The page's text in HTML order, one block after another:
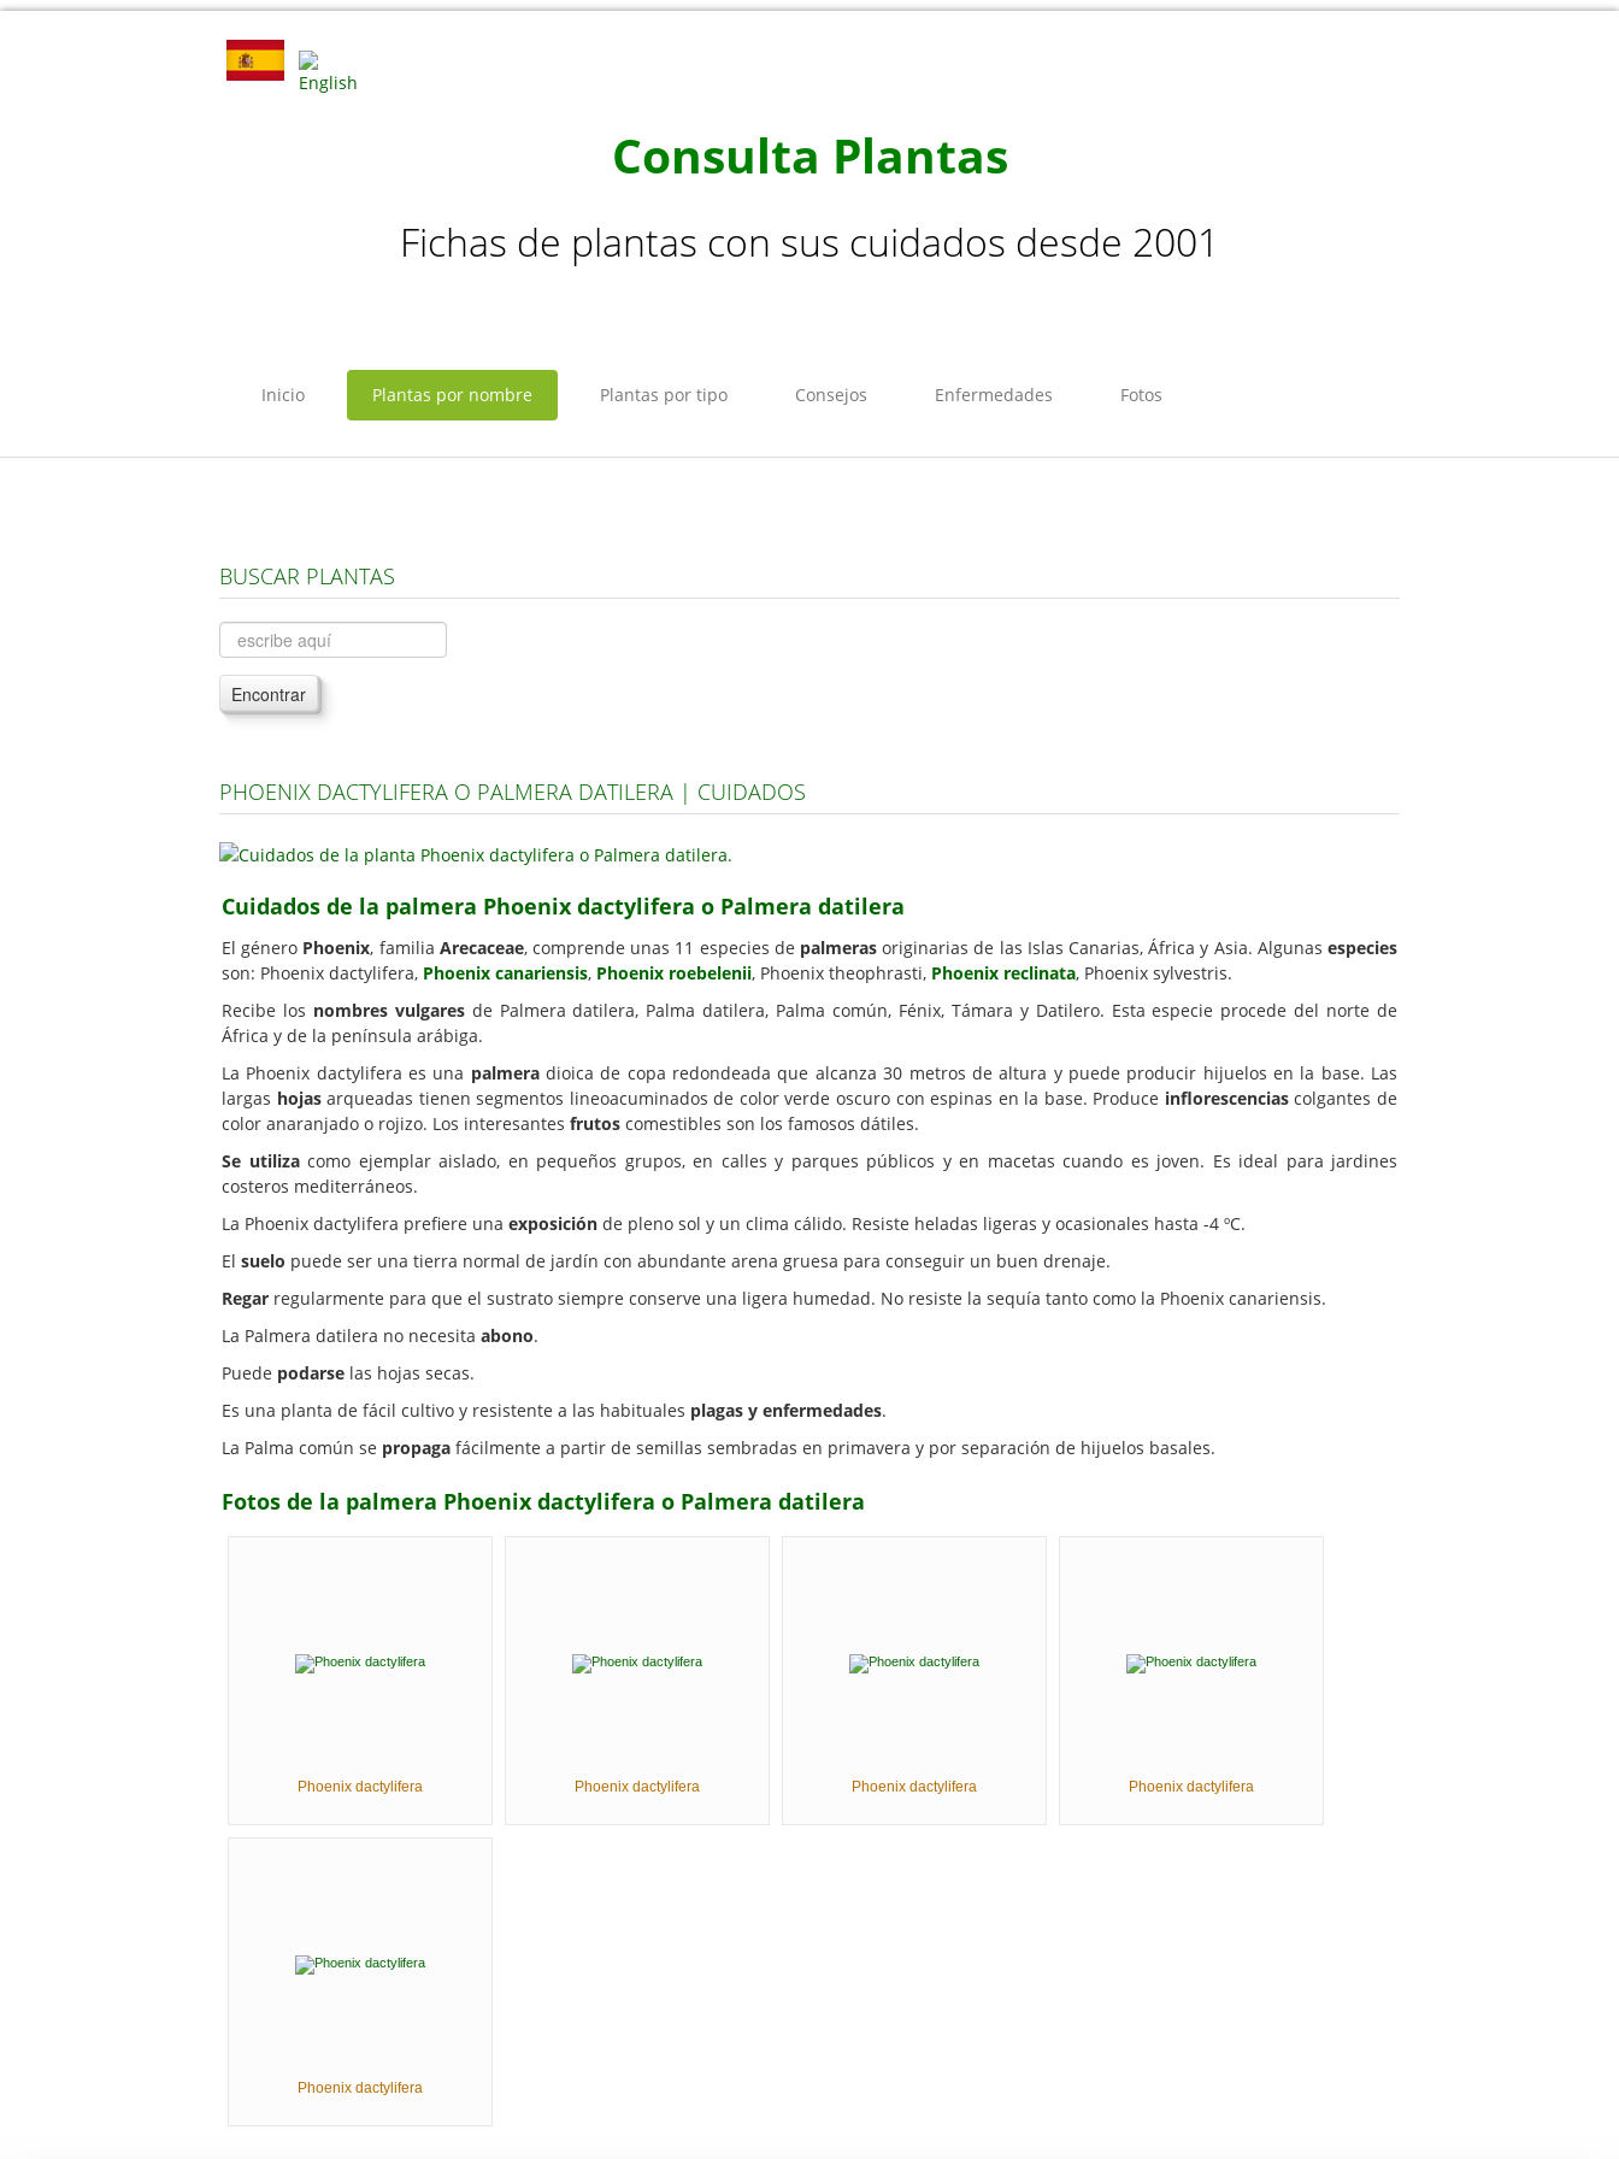
Consulta Plantas
Fichas de plantas con sus cuidados desde 2001
Inicio Plantas por nombre Plantas por tipo Consejos Enfermedades Fotos
BUSCAR PLANTAS
Encontrar
PHOENIX DACTYLIFERA O PALMERA DATILERA | CUIDADOS
Cuidados de la palmera Phoenix dactylifera o Palmera datilera
El género Phoenix, familia Arecaceae, comprende unas 11 especies de palmeras originarias de las Islas Canarias, África y Asia. Algunasespecies
son: Phoenix dactylifera, Phoenix canariensis, Phoenix roebelenii, Phoenix theophrasti, Phoenix reclinata, Phoenix sylvestris.
Recibe los nombres vulgaresde Palmera datilera, Palma datilera, Palma común, Fénix, Támara y Datilero. Esta especie procede del norte de
África y de la península arábiga.
La Phoenix dactylifera es una palmeradioica de copa redondeada que alcanza 30 metros de altura y puede producir hijuelos en la base. Las
largas hojasarqueadas tienen segmentos lineoacuminados de color verde oscuro con espinas en la base. Produce inflorescenciascolgantes de
color anaranjado o rojizo. Los interesantes frutos comestibles son los famosos dátiles.
Se utilizacomo ejemplar aislado, en pequeños grupos, en calles y parques públicos y en macetas cuando es joven. Es ideal para jardines
costeros mediterráneos.
La Phoenix dactylifera prefiere una exposición de pleno sol y un clima cálido. Resiste heladas ligeras y ocasionales hasta -4 ºC.
El suelo puede ser una tierra normal de jardín con abundante arena gruesa para conseguir un buen drenaje.
Regar regularmente para que el sustrato siempre conserve una ligera humedad. No resiste la sequía tanto como la Phoenix canariensis.
La Palmera datilera no necesita abono.
Puede podarse las hojas secas.
Es una planta de fácil cultivo y resistente a las habituales plagas y enfermedades.
La Palma común se propaga fácilmente a partir de semillas sembradas en primavera y por separación de hijuelos basales.
Fotos de la palmera Phoenix dactylifera o Palmera datilera
Phoenix dactylifera Phoenix dactylifera Phoenix dactylifera Phoenix dactylifera
Phoenix dactylifera